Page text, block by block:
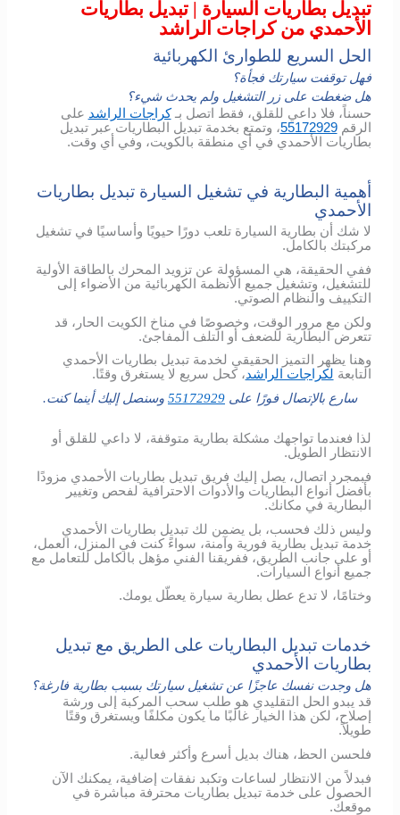
تبديل بطاريات السيارة | تبديل بطاريات
الأحمدي من كراجات الراشد
الحل السريع للطوارئ الكهربائية
فهل توقفت سيارتك فجأة؟
هل ضغطت على زر التشغيل ولم يحدث شيء؟
حسناً، فلا داعي للقلق، فقط اتصل بـكراجات الراشد على
الرقم55172929، وتمتع بخدمة تبديل البطاريات عبر تبديل
بطاريات الأحمدي في أي منطقة بالكويت، وفي أي وقت.
أهمية البطارية في تشغيل السيارة تبديل بطاريات
الأحمدي
لا شك أن بطارية السيارة تلعب دورًا حيويًا وأساسيًا في تشغيل
مركبتك بالكامل.
ففي الحقيقة، هي المسؤولة عن تزويد المحرك بالطاقة الأولية
للتشغيل، وتشغيل جميع الأنظمة الكهربائية من الأضواء إلى
التكييف والنظام الصوتي.
ولكن مع مرور الوقت، وخصوصًا في مناخ الكويت الحار، قد
تتعرض البطارية للضعف أو التلف المفاجئ.
وهنا يظهر التميز الحقيقي لخدمة تبديل بطاريات الأحمدي
التابعة لكراجات الراشد، كحل سريع لا يستغرق وقتًا.
سارع بالإتصال فورًا على 55172929 وسنصل إليك أينما كنت.
لذا فعندما تواجهك مشكلة بطارية متوقفة، لا داعي للقلق أو
الانتظار الطويل.
فبمجرد اتصال، يصل إليك فريق تبديل بطاريات الأحمدي مزودًا
بأفضل أنواع البطاريات والأدوات الاحترافية لفحص وتغيير
البطارية في مكانك.
وليس ذلك فحسب، بل يضمن لك تبديل بطاريات الأحمدي
خدمة تبديل بطارية فورية وآمنة، سواءً كنت في المنزل، العمل،
أو على جانب الطريق، ففريقنا الفني مؤهل بالكامل للتعامل مع
جميع أنواع السيارات.
وختامًا، لا تدع عطل بطارية سيارة يعطّل يومك.
خدمات تبديل البطاريات على الطريق مع تبديل
بطاريات الأحمدي
هل وجدت نفسك عاجزًا عن تشغيل سيارتك بسبب بطارية فارغة؟
قد يبدو الحل التقليدي هو طلب سحب المركبة إلى ورشة
إصلاح، لكن هذا الخيار غالبًا ما يكون مكلفًا ويستغرق وقتًا
طويلاً.
فلحسن الحظ، هناك بديل أسرع وأكثر فعالية.
فبدلاً من الانتظار لساعات وتكبد نفقات إضافية، يمكنك الآن
الحصول على خدمة تبديل بطاريات محترفة مباشرة في
موقعك.